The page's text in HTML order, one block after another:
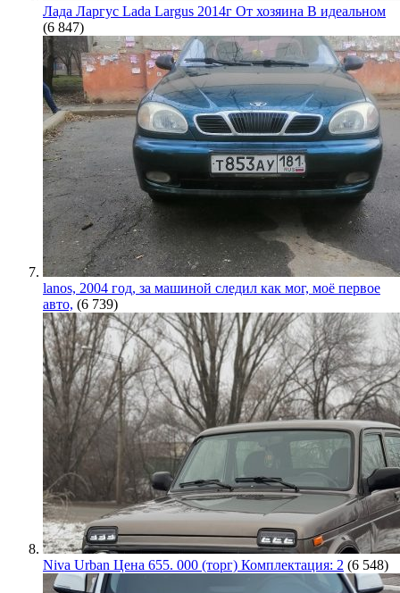
Лада Ларгус Lada Largus 2014г От хозяина В идеальном
(6 847)
lanos, 2004 год, за машиной следил как мог, моё первое
авто, (6 739)
Niva Urban Цена 655. 000 (торг) Комплектация: 2 (6 548)